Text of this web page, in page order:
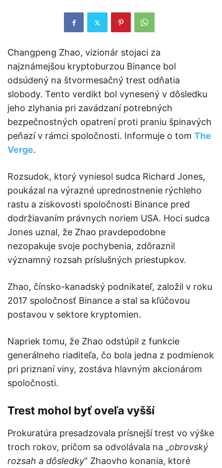
Changpeng Zhao, vizionár stojaci za
najznámejšou kryptoburzou Binance bol
odsúdený na štvormesačný trest odňatia
slobody. Tento verdikt bol vynesený v dôsledku
jeho zlyhania pri zavádzaní potrebných
bezpečnostných opatrení proti praniu špinavých
peňazí v rámci spoločnosti. Informuje o tom The
Verge.
Rozsudok, ktorý vyniesol sudca Richard Jones,
poukázal na výrazné uprednostnenie rýchleho
rastu a ziskovosti spoločnosti Binance pred
dodržiavaním právnych noriem USA. Hoci sudca
Jones uznal, že Zhao pravdepodobne
nezopakuje svoje pochybenia, zdôraznil
významný rozsah príslušných priestupkov.
Zhao, čínsko-kanadský podnikateľ, založil v roku
2017 spoločnosť Binance a stal sa kľúčovou
postavou v sektore kryptomien.
Napriek tomu, že Zhao odstúpil z funkcie
generálneho riaditeľa, čo bola jedna z podmienok
pri priznaní viny, zostáva hlavným akcionárom
spoločnosti.
Trest mohol byť oveľa vyšší
Prokuratúra presadzovala prísnejší trest vo výške
troch rokov, pričom sa odvolávala na „obrovský
rozsah a dôsledky“ Zhaovho konania, ktoré